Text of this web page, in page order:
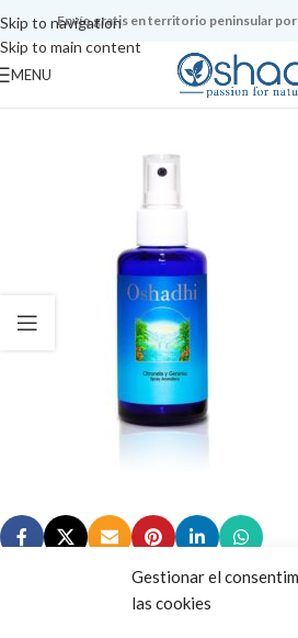
Gestionar el
las cookies
Skip to navigation
Skip to main content
Envío gratis en territorio peninsular
MENU